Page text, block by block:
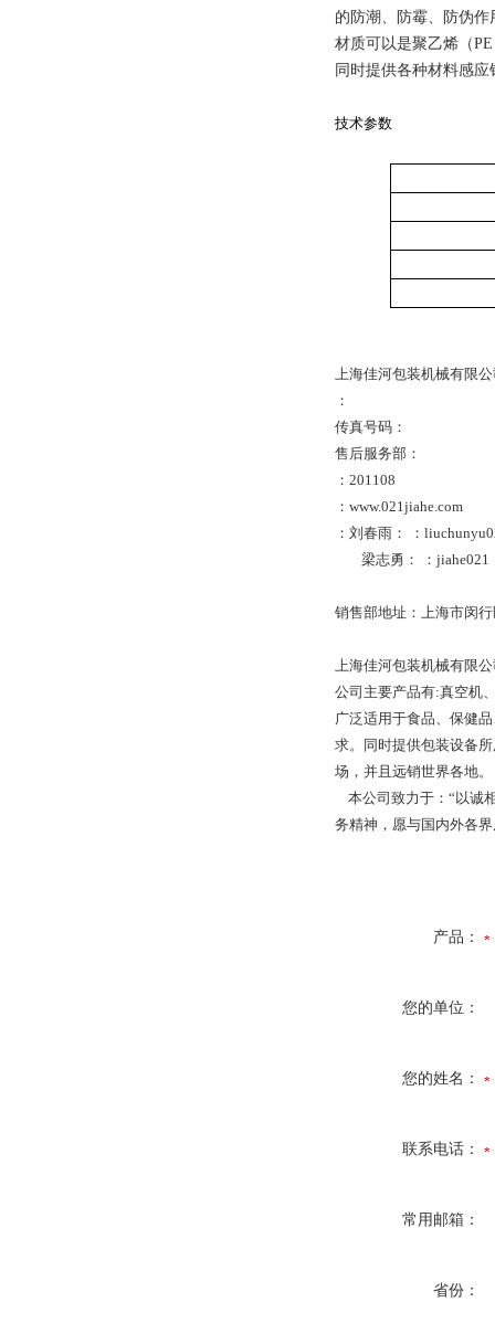
的防潮、防霉、防伪
材质可以是聚乙烯（PE
同时提供各种材料感应
技术参数
上海佳河包装机械有限
：
传真号码：
售后服务部：
：201108
：www.021jiahe.com
：刘春雨： ：
梁志勇： ：jiahe021
销售部地址：上海市闵
上海佳河包装机械有限
公司主要产品有:真空机
广泛适用于食品、保健
求。同时提供包装设备
场，并且远销世界各地。
本公司致力于：“以诚
务精神，愿与国内外各
产品：
您的单位：
您的姓名：
联系电话：
常用邮箱：
省份：